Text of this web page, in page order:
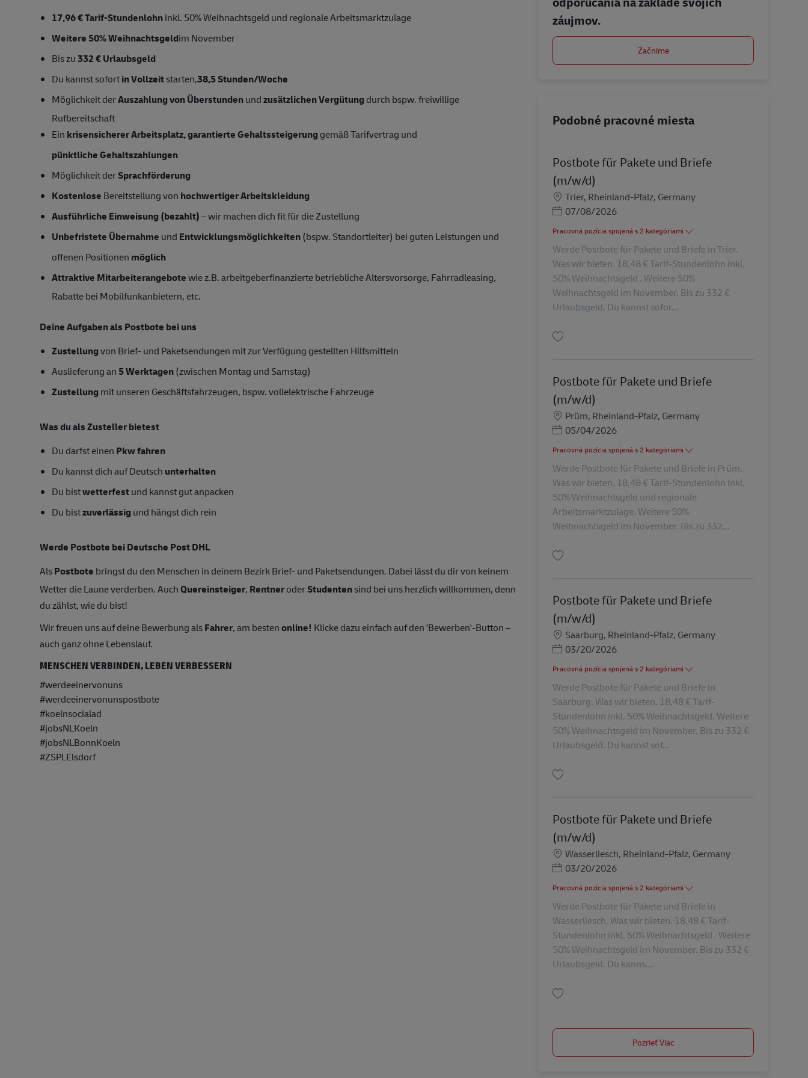
17,96 € Tarif-Stundenlohninkl. 50% Weihnachtsgeld und regionale Arbeitsmarktzulage
Weitere 50% Weihnachtsgeldim November
Bis zu332 € Urlaubsgeld
Du kannst sofortin Vollzeitstarten,38,5Stunden/Woche
Möglichkeit derAuszahlung von Überstundenundzusätzlichen Vergütung durch bspw. freiwillige
Rufbereitschaft
Ein krisensicherer Arbeitsplatz, garantierte Gehaltssteigerung gemäß Tarifvertrag und
pünktliche Gehaltszahlungen
Möglichkeit derSprachförderung
Kostenlose Bereitstellung von hochwertiger Arbeitskleidung
Ausführliche Einweisung (bezahlt)– wir machen dich fit für die Zustellung
Unbefristete Übernahme und Entwicklungsmöglichkeiten(bspw. Standortleiter) bei guten Leistungen und
offenen Positionen möglich
Attraktive Mitarbeiterangebotewie z.B. arbeitgeberfinanzierte betriebliche Altersvorsorge, Fahrradleasing,
Rabatte bei Mobilfunkanbietern, etc.
Deine Aufgaben als Postbote bei uns
Zustellungvon Brief- und Paketsendungen mit zur Verfügung gestellten Hilfsmitteln
Auslieferung an5 Werktagen(zwischen Montag und Samstag)
Zustellung mit unseren Geschäftsfahrzeugen, bspw. vollelektrische Fahrzeuge
Was du als Zusteller bietest
Du darfst einen Pkw fahren
Du kannst dich auf Deutsch unterhalten
Du bistwetterfestund kannst gut anpacken
Du bistzuverlässig und hängst dich rein
Werde Postbote bei Deutsche Post DHL
AlsPostbote bringst du den Menschen in deinem Bezirk Brief- und Paketsendungen. Dabei lässt du dir von keinem
Wetter die Laune verderben. AuchQuereinsteiger, RentneroderStudentensind bei uns herzlich willkommen, denn
du zählst, wie du bist!
Wir freuen uns auf deine Bewerbung alsFahrer, am bestenonline! Klicke dazu einfach auf den 'Bewerben'-Button –
auch ganz ohne Lebenslauf.
MENSCHEN VERBINDEN, LEBEN VERBESSERN
#werdeeinervonuns
#werdeeinervonunspostbote
#koelnsocialad
#jobsNLKoeln
#jobsNLBonnKoeln
#ZSPLElsdorf
záujmov.
Začnime
Podobné pracovné miesta
Postbote für Pakete und Briefe
(m/w/d)
Miesto
Trier, Rheinland-Pfalz, Germany
Posted Date
07/08/2026
Pracovná pozícia spojená s 2 kategóriami
Werde Postbote für Pakete und Briefe in Trier.
Was wir bieten. 18,48 € Tarif-Stundenlohn inkl.
50% Weihnachtsgeld . Weitere 50%
Weihnachtsgeld im November. Bis zu 332 €
Urlaubsgeld. Du kannst sofor...
Postbote für Pakete und Briefe
(m/w/d)
Miesto
Prüm, Rheinland-Pfalz, Germany
Posted Date
05/04/2026
Pracovná pozícia spojená s 2 kategóriami
Werde Postbote für Pakete und Briefe in Prüm.
Was wir bieten. 18,48 € Tarif-Stundenlohn inkl.
50% Weihnachtsgeld und regionale
Arbeitsmarktzulage. Weitere 50%
Weihnachtsgeld im November. Bis zu 332...
Postbote für Pakete und Briefe
(m/w/d)
MiestoSaarburg, Rheinland-Pfalz, Germany
Posted Date
03/20/2026
Pracovná pozícia spojená s 2 kategóriami
Werde Postbote für Pakete und Briefe in
Saarburg. Was wir bieten. 18,48 € Tarif-
Stundenlohn inkl. 50% Weihnachtsgeld. Weitere
50% Weihnachtsgeld im November. Bis zu 332 €
Urlaubsgeld. Du kannst sof...
Postbote für Pakete und Briefe
(m/w/d)
Miesto
Wasserliesch, Rheinland-Pfalz, Germany
Posted Date
03/20/2026
Pracovná pozícia spojená s 2 kategóriami
Werde Postbote für Pakete und Briefe in
Wasserliesch. Was wir bieten. 18,48 € Tarif-
Stundenlohn inkl. 50% Weihnachtsgeld . Weitere
50% Weihnachtsgeld im November. Bis zu 332 €
Urlaubsgeld. Du kanns...
Pozrieť Viac